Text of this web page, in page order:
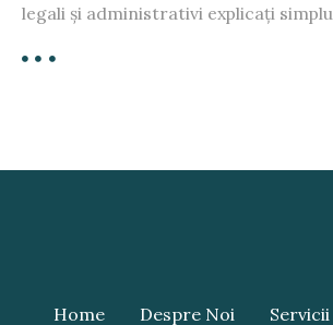
legali și administrativi explicați simplu
Home Despre Noi Servicii